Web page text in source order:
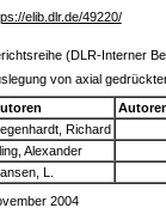
elib.dlr.de/49220/
(DLR-Interner
von axial
Richard
Alexander
L.
2004